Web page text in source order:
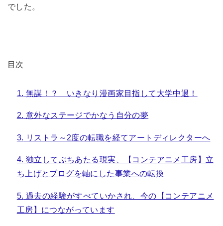
でした。
目次
1. 無謀！？ いきなり漫画家目指して大学中退！
2. 意外なステージでかなう自分の夢
3. リストラ～2度の転職を経てアートディレクターへ
4. 独立してぶちあたる現実、【コンテアニメ工房】立
ち上げとブログを軸にした事業への転換
5. 過去の経験がすべていかされ、今の【コンテアニメ
工房】につながっています